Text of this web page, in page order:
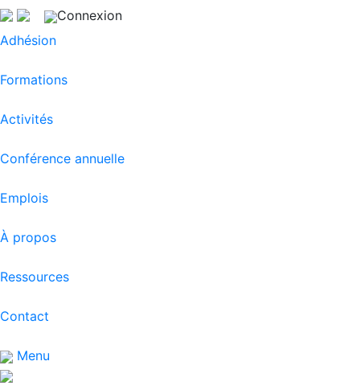
Connexion
Adhésion
Formations
Activités
Conférence annuelle
Emplois
À propos
Ressources
Contact
Menu